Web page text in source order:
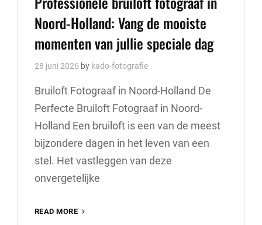
Noord-Holland: Vang de mooiste
momenten van jullie speciale dag
28 juni 2026 by kado-fotografie
Bruiloft Fotograaf in Noord-Holland De
Perfecte Bruiloft Fotograaf in Noord-
Holland Een bruiloft is een van de meest
bijzondere dagen in het leven van een
stel. Het vastleggen van deze
onvergetelijke
READ MORE